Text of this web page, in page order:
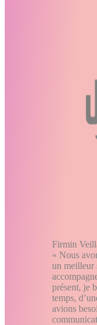
Firmin
« Nous
un meilleur
présent, je
temps,
avions